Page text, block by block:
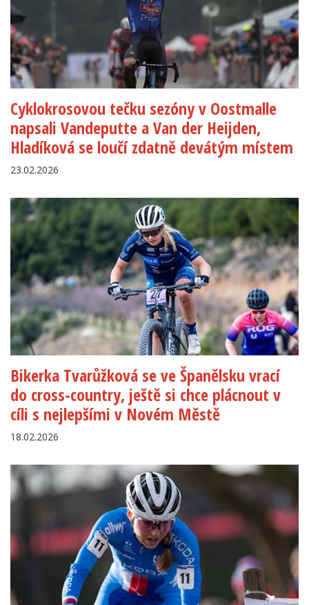
Cyklokrosovou tečku sezóny v Oostmalle
napsali Vandeputte a Van der Heijden,
Hladíková se loučí zdatně devátým místem
23.02.2026
Bikerka Tvarůžková se ve Španělsku vrací
do cross-country, ještě si chce plácnout v
cíli s nejlepšími v Novém Městě
18.02.2026